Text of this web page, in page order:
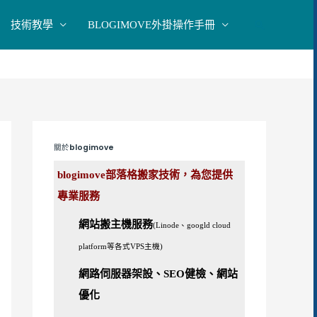
技術教學 BLOGIMOVE外掛操作手冊
尋
關於blogimove
blogimove部落格搬家技術，為您提供
專業服務
網站搬主機服務(Linode、googld cloud
platform等各式VPS主機)
網路伺服器架設、SEO健檢、網站
優化